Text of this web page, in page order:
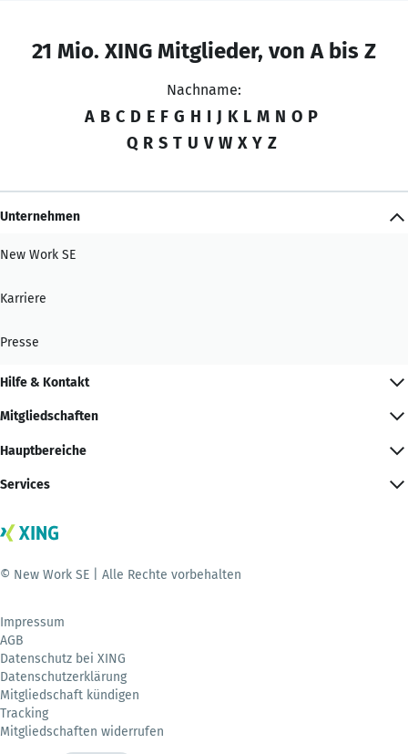
21 Mio. XING Mitglieder, von A bis Z
Nachname:
A B C D E F G H I J K L M N O P
Q R S T U V W X Y Z
Unternehmen
New Work SE
Karriere
Presse
Hilfe & Kontakt
Mitgliedschaften
Hauptbereiche
Services
© New Work SE | Alle Rechte vorbehalten
Impressum
AGB
Datenschutz bei XING
Datenschutzerklärung
Mitgliedschaft kündigen
Tracking
Mitgliedschaften widerrufen